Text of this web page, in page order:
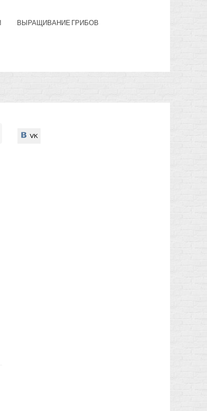
ВЫРАЩИВАНИЕ ГРИБОВ
VK
VK